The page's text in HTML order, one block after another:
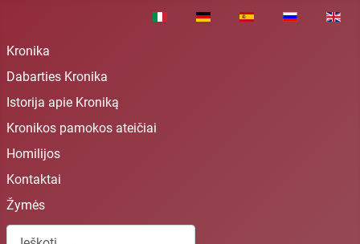
Pasirinkite savo kalbą
Kronika
Dabarties Kronika
Istorija apie Kroniką
Kronikos pamokos ateičiai
Homilijos
Kontaktai
Žymės
Paieška